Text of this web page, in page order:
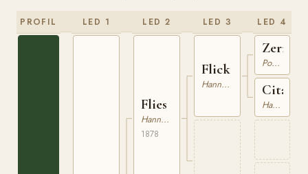
PROFIL LED 1 LED 2
Flies
Hannoveranare
1878
LED 3
Flick
Hannoveranare
LED 4
Pommerskt Varmblod
Cita
Hannoveranare